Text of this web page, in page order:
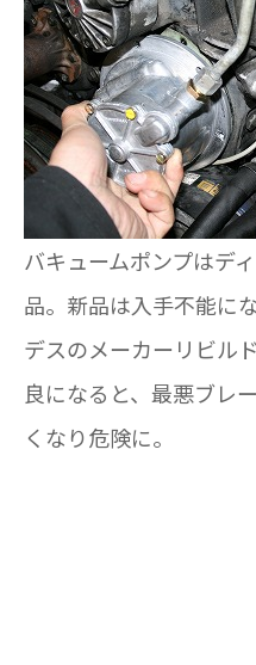
バキュームポンプはデ
品。新品は入手不能に
デスのメーカーリビル
良になると、最悪ブレ
くなり危険に。